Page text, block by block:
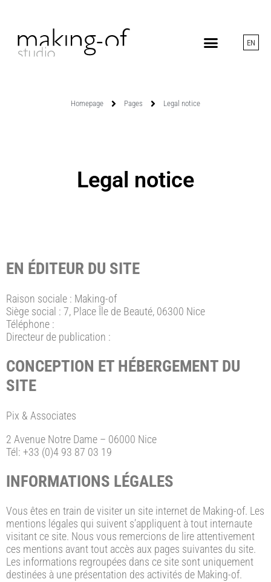
EN
Homepage Pages Legal notice
Legal notice
EN ÉDITEUR DU SITE
Raison sociale : Making-of
Siège social : 7, Place Île de Beauté, 06300 Nice
Téléphone :
Directeur de publication :
CONCEPTION ET HÉBERGEMENT DU
SITE
Pix & Associates
2 Avenue Notre Dame – 06000 Nice
Tél: +33 (0)4 93 87 03 19
INFORMATIONS LÉGALES
Vous êtes en train de visiter un site internet de Making-of. Les
mentions légales qui suivent s’appliquent à tout internaute
visitant ce site. Nous vous remercions de lire attentivement
ces mentions avant tout accès aux pages suivantes du site.
Les informations regroupées dans ce site sont uniquement
destinées à une présentation des activités de Making-of.